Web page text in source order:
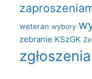
weteran wybory
zebranie KSzGK
zgłoszenia